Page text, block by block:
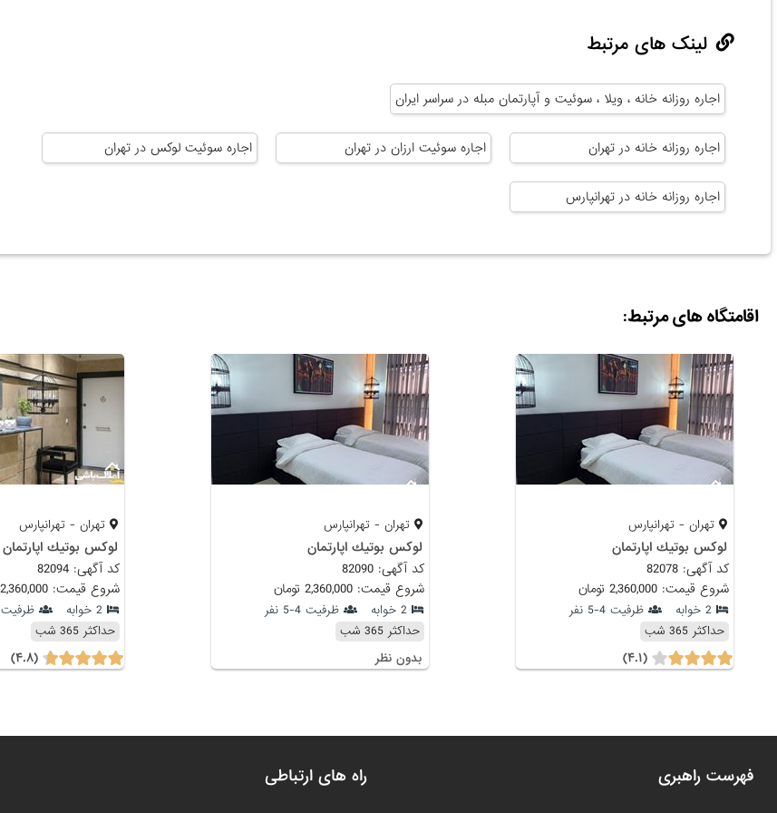
لینک های مرتبط
اجاره روزانه خانه ، ویلا ، سوئیت و آپارتمان مبله در سراسر ایران
اجاره روزانه خانه در تهران اجاره سوئیت ارزان در تهران اجاره سوئیت لوکس در تهران
اجاره روزانه خانه در تهرانپارس
اقامتگاه های مرتبط:
تهران - تهرانپارس
لوكس بوتيك اپارتمان
کد آگهی: 82078
شروع قیمت: 2,360,000 تومان
2 خوابه
ظرفیت 4-5 نفر
حداکثر 365 شب
(۴.۱)
تهران - تهرانپارس
لوكس بوتيك اپارتمان
کد آگهی: 82090
شروع قیمت: 2,360,000 تومان
2 خوابه
ظرفیت 4-5 نفر
حداکثر 365 شب
بدون نظر
تهران - تهرانپارس
لوكس بوتيك اپارتمان
کد آگهی: 82094
شروع قیمت: 2,360,000 تومان
2 خوابه
ظرفیت 4-5 نفر
حداکثر 365 شب
(۴.۸)
فهرست راهبری راه های ارتباطی